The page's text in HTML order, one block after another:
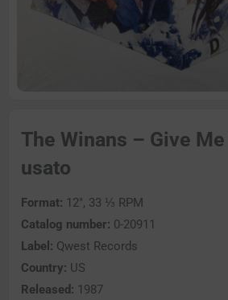
The Winans – Give
usato
Format: 12″, 33 ⅓ RPM
Catalog number: 0-20911
Label: Qwest Records
Country: US
Released: 1987